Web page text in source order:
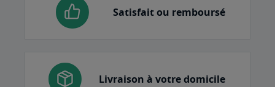
Satisfait ou remboursé
Livraison à votre domicile